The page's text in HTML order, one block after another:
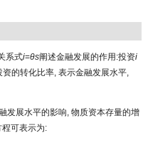
系式i=θs阐述金融发展的作用:投资i
资的转化比率, 表示金融发展水平,
发展水平的影响, 物质资本存量的增
可表示为: